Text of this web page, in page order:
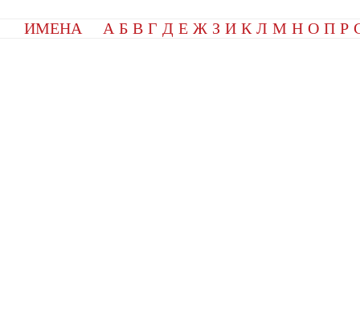
ИМЕНА А Б В Г Д Е Ж З И К Л М Н О П Р